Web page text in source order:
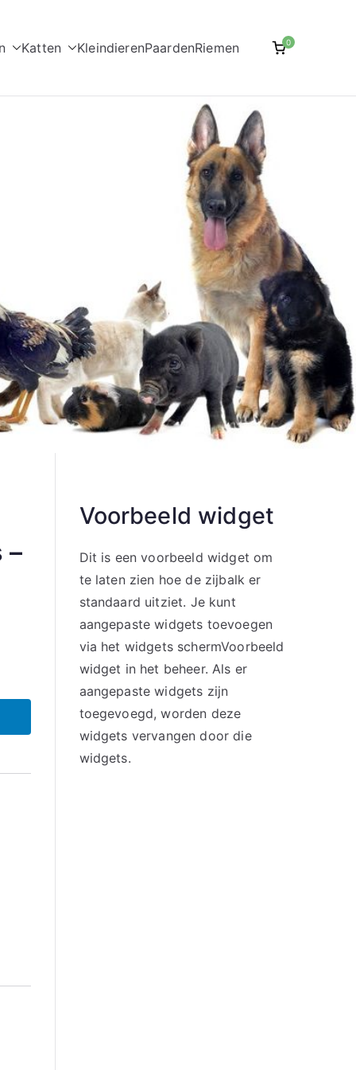
Katten KleindierenPaardenRiemen 0
–
Voorbeeld widget
Dit is een voorbeeld widget om
te laten zien hoe de zijbalk er
standaard uitziet. Je kunt
aangepaste widgets toevoegen
via het widgets schermVoorbeeld
widget in het beheer. Als er
aangepaste widgets zijn
toegevoegd, worden deze
widgets vervangen door die
widgets.